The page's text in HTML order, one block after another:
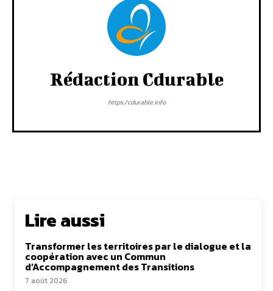
Rédaction Cdurable
https:/cdurable.info
Lire aussi
Transformer les territoires par le dialogue et la
coopération avec un Commun
d’Accompagnement des Transitions
7 août 2026